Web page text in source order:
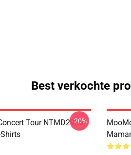
Best verkochte
Tour NTMD2906
-20%